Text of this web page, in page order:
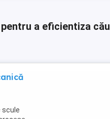
a eficientiza
scule